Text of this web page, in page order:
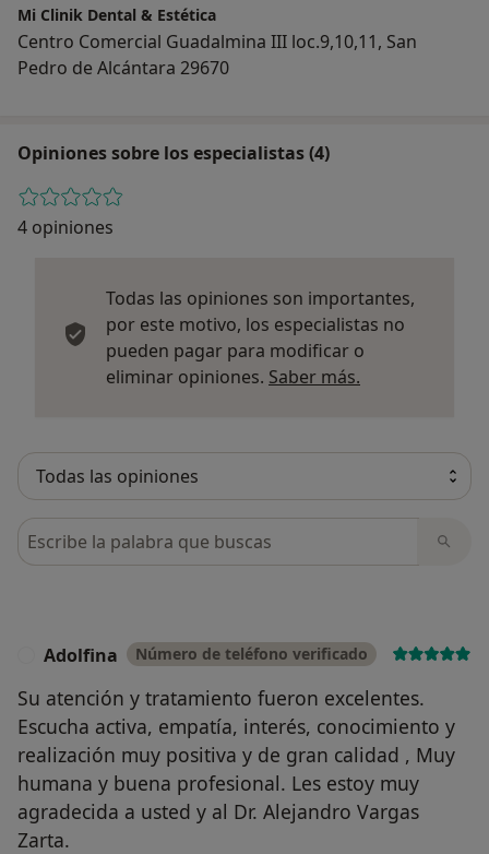
Mi Clinik Dental & Estética
Centro Comercial Guadalmina III loc.9,10,11, San
Pedro de Alcántara 29670
Opiniones sobre los especialistas (4)
4 opiniones
Todas las opiniones son importantes,
por este motivo, los especialistas no
pueden pagar para modificar o
eliminar opiniones. Saber más.
Busca en opiniones
Adolfina Número de teléfono verificado
Su atención y tratamiento fueron excelentes.
Escucha activa, empatía, interés, conocimiento y
realización muy positiva y de gran calidad , Muy
humana y buena profesional. Les estoy muy
agradecida a usted y al Dr. Alejandro Vargas
Zarta.